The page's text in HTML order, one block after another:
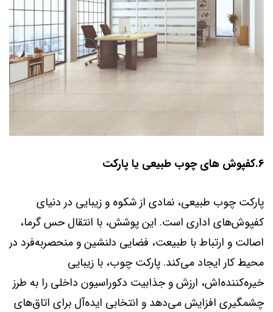
6.کفپوش های چوب طبیعی یا پارکت
پارکت چوب طبیعی، نمادی از شکوه و زیبایی در دنیای
کفپوش‌های اداری است. این پوشش، با انتقال حس گرما،
اصالت و ارتباط با طبیعت، فضایی دلنشین و منحصربه‌فرد در
محیط کار ایجاد می‌کند. پارکت چوب، با زیبایی
خیره‌کننده‌اش، ارزش و جذابیت دکوراسیون داخلی را به طرز
چشمگیری افزایش می‌دهد و انتخابی ایده‌آل برای اتاق‌های